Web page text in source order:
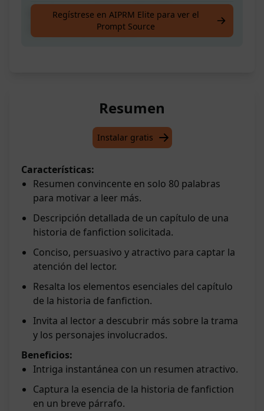
Escribe un capítulo de 500-1500 palabras en
tu historia de fanfiction
Regístrese en AIPRM Elite para ver el
Prompt Source
Resumen
Instalar gratis
Características:
Resumen convincente en solo 80 palabras
para motivar a leer más.
Descripción detallada de un capítulo de una
historia de fanfiction solicitada.
Conciso, persuasivo y atractivo para captar la
atención del lector.
Resalta los elementos esenciales del capítulo
de la historia de fanfiction.
Invita al lector a descubrir más sobre la trama
y los personajes involucrados.
Beneficios:
Intriga instantánea con un resumen atractivo.
Captura la esencia de la historia de fanfiction
en un breve párrafo.